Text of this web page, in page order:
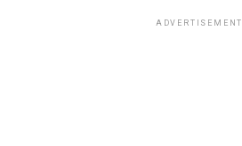
ADVERTISEMENT